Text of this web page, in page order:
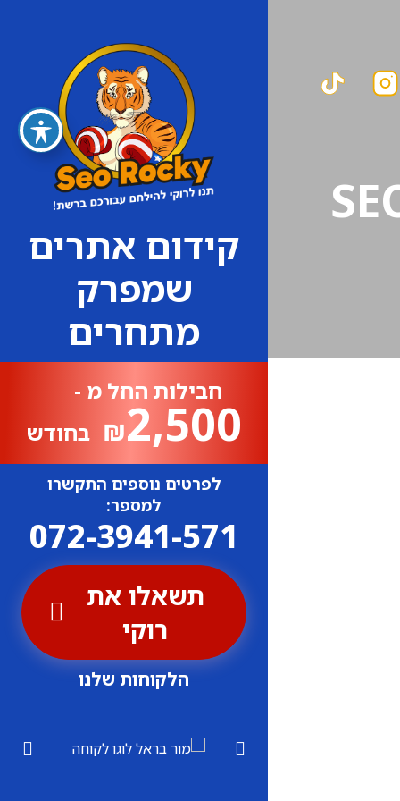
קידום אתרים
שמפרק
מתחרים
חבילות החל מ -
₪2,500 בחודש
לפרטים נוספים התקשרו
למספר:
072-3941-571
תשאלו את
רוקי
הלקוחות שלנו